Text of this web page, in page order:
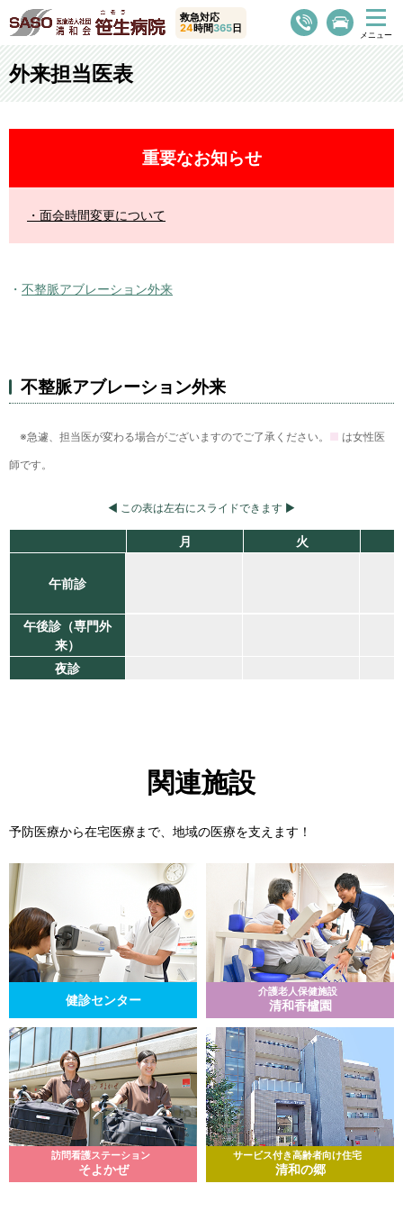
救急対応
24時間365日
外来担当医表
重要なお知らせ
面会時間変更について
不整脈アブレーション外来
不整脈アブレーション外来
急遽、担当医が変わる場合がございますのでご了承ください。 ■ は女性医
師です。
◀ この表は左右にスライドできます ▶
月 火
午前診
午後診（専門外
来）
夜診
関連施設
予防医療から在宅医療まで、地域の医療を支えます！
健診センター 介護老人保健施設
清和香櫨園
訪問看護ステーション
そよかぜ
サービス付き高齢者向け住宅
清和の郷